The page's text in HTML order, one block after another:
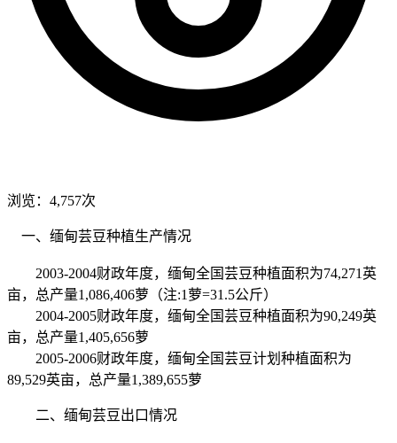
浏览：4,757次
一、缅甸芸豆种植生产情况
2003-2004财政年度，缅甸全国芸豆种植面积为74,271英
亩，总产量1,086,406萝（注:1萝=31.5公斤）
2004-2005财政年度，缅甸全国芸豆种植面积为90,249英
亩，总产量1,405,656萝
2005-2006财政年度，缅甸全国芸豆计划种植面积为
89,529英亩，总产量1,389,655萝
二、缅甸芸豆出口情况